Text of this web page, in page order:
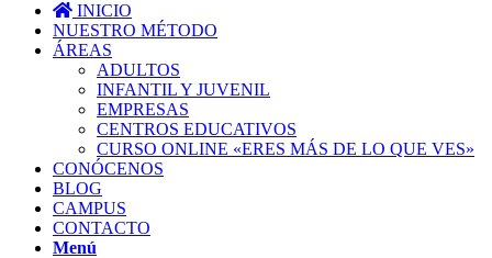
INICIO
NUESTRO MÉTODO
ÁREAS
ADULTOS
INFANTIL Y JUVENIL
EMPRESAS
CENTROS EDUCATIVOS
CURSO ONLINE «ERES MÁS DE LO QUE VES»
CONÓCENOS
BLOG
CAMPUS
CONTACTO
Menú